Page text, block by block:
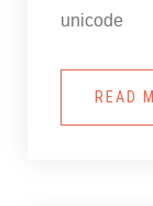
unicode
READ